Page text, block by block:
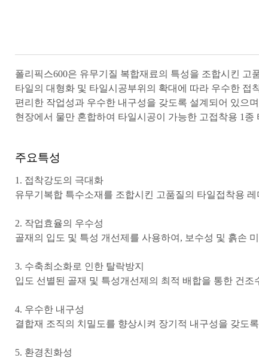
폴리픽스600은 유무기질 복합재료의 특성을 조합시킨 고
타일의 대형화 및 타일시공부위의 확대에 따라 우수한 접
편리한 작업성과 우수한 내구성을 갖도록 설계되어 있으
현장에서 물만 혼합하여 타일시공이 가능한 고접착용 1
주요특성
1. 접착강도의 극대화
유무기복합 특수소재를 조합시킨 고품질의 타일접착용
2. 작업효율의 우수성
골재의 입도 및 특성 개선제를 사용하여, 보수성 및 흙손
3. 수축최소화로 인한 탈락방지
입도 선별된 골재 및 특성개선제의 최적 배합을 통한 건
4. 우수한 내구성
결합재 조직의 치밀도를 향상시켜 장기적 내구성을 갖도
5. 환경친화성